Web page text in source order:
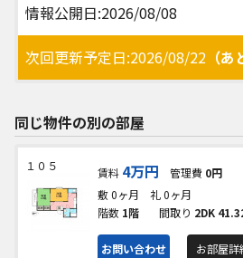
情報公開日:2026/08/08
次回更新予定日:2026/08/22 （あ
同じ物件の別の部屋
１０５ 賃料 4万円 管理費 0円
敷 0ヶ月
礼 0ヶ月
階数 1階 間取り 2DK
お問い合わせ お部屋詳